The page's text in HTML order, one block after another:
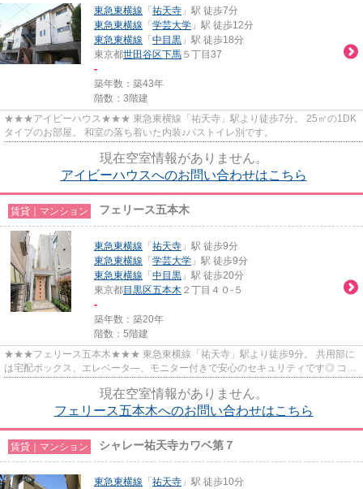
東急東横線 「 祐天寺 」駅 徒歩7分
東急東横線 「 学芸大学 」駅 徒歩12分
東急東横線 「 中目黒 」駅 徒歩18分
東京都世田谷区下馬 ５丁目37
-
築年数：築43年
階数：3階建
★★★アイビーハウス★★★ 東急東横線「祐天寺」駅より徒歩7分。 25㎡の1DK
タイプのお部屋。 和室の落ち着いた内装♪バストイレ別です。
現在空室情報がありません。
アイビーハウスへのお問い合わせはこちら
賃貸｜マンション フェリース五本木
東急東横線 「 祐天寺 」駅 徒歩9分
東急東横線 「 学芸大学 」駅 徒歩9分
東急東横線 「 中目黒 」駅 徒歩20分
東京都目黒区五本木 ２丁目４０-５
-
築年数：築20年
階数：5階建
★★★フェリース五本木★★★ 東急東横線「祐天寺」駅より徒歩9分。 共用部に
は宅配ボックス、エレベータ―、モニター付きで安心のセキュリティです◎ コン
現在空室情報がありません。
フェリース五本木へのお問い合わせはこちら
賃貸｜マンション シャレー祐天寺カワベ第７
東急東横線 「 祐天寺 」駅 徒歩10分